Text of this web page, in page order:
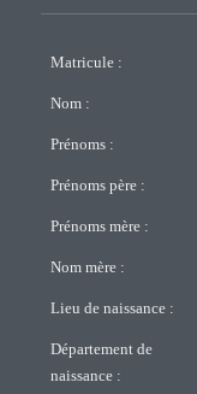
Matricule :
Nom :
Prénoms :
Prénoms père :
Prénoms mère :
Nom mère :
Lieu de naissance :
Département de
naissance :